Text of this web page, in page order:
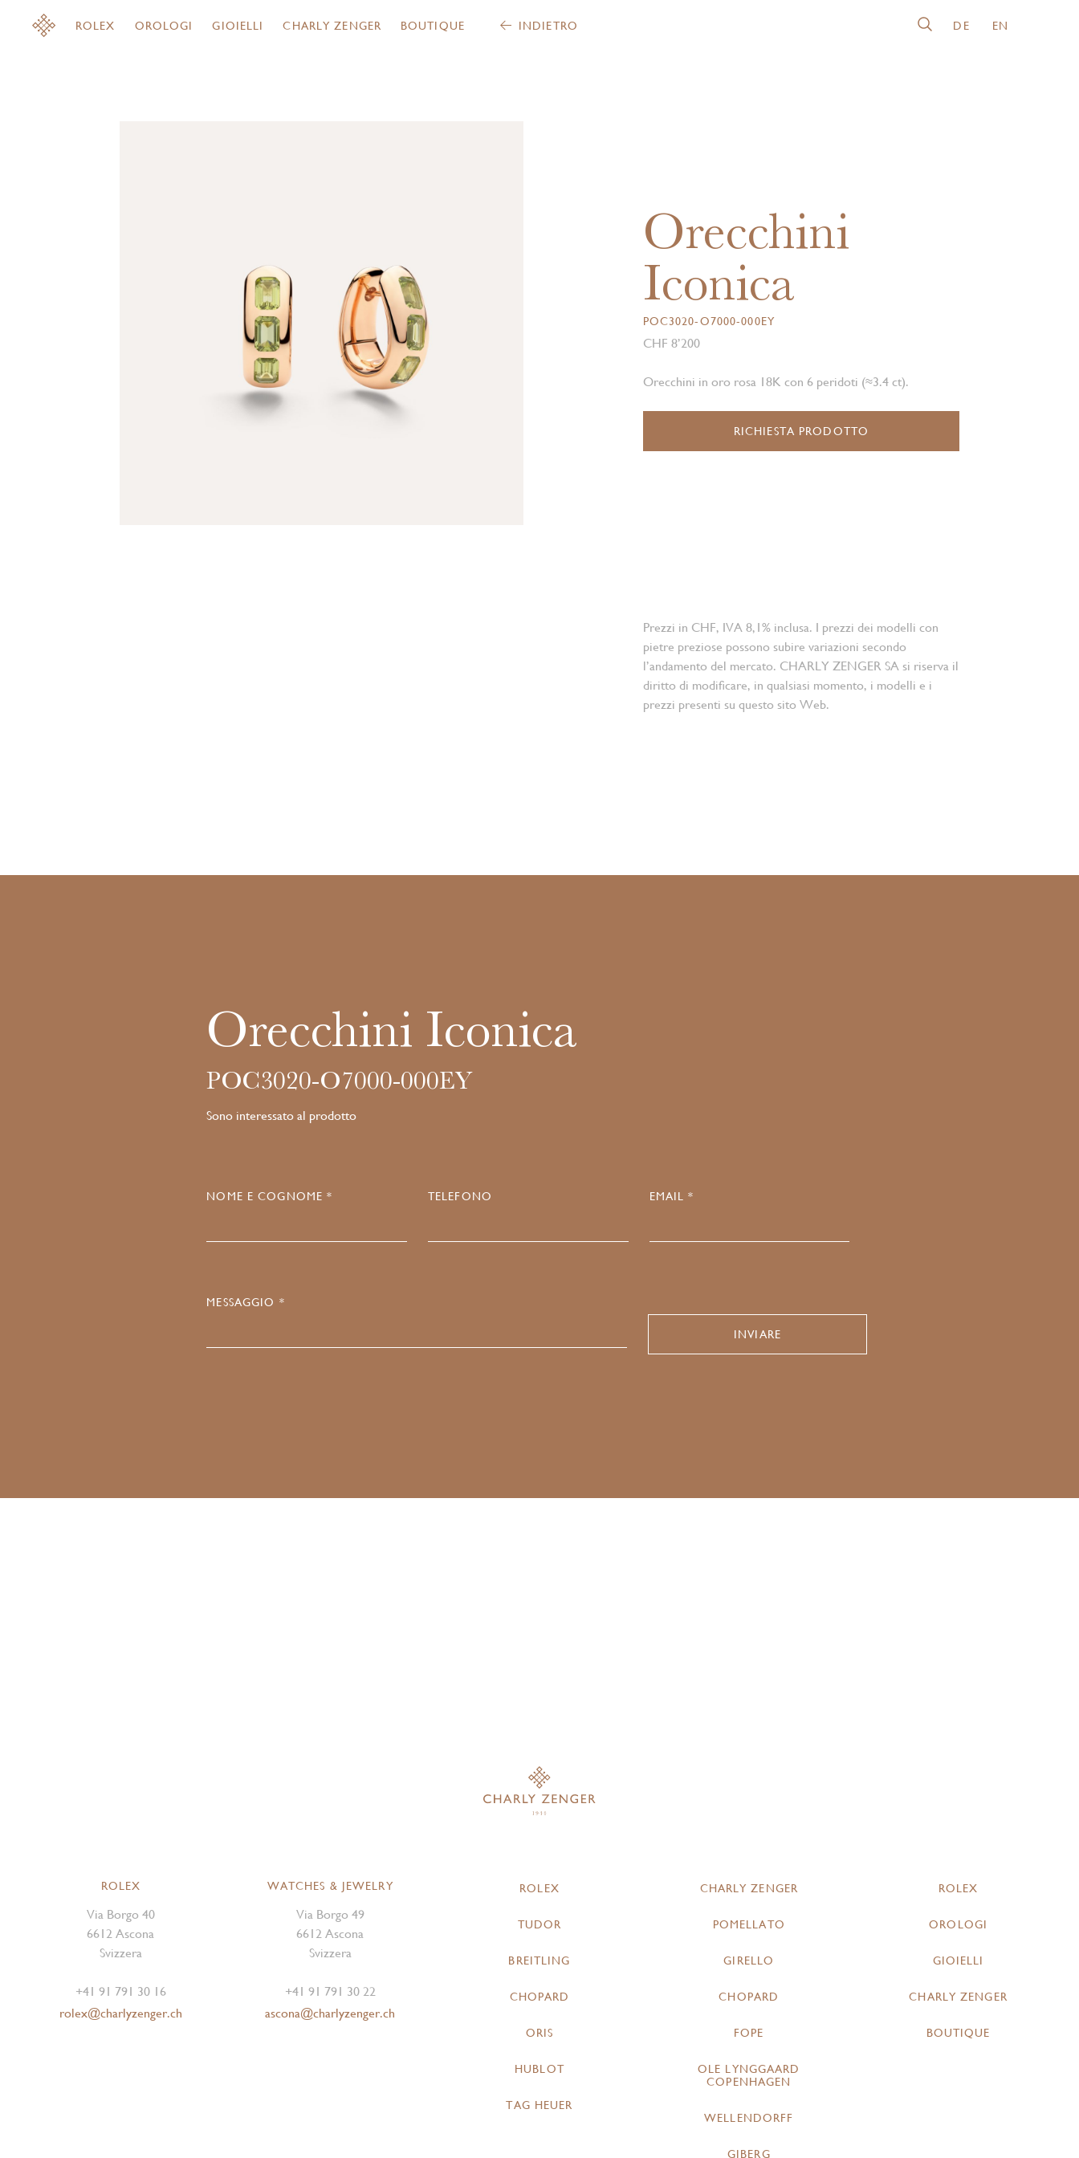
ROLEX OROLOGI GIOIELLI CHARLY ZENGER BOUTIQUE INDIETRO DE EN
Orecchini
Iconica
POC3020-O7000-000EY
CHF 8’200
Orecchini in oro rosa 18K con 6 peridoti (≈3.4 ct).
RICHIESTA PRODOTTO
Prezzi in CHF, IVA 8,1% inclusa. I prezzi dei modelli con
pietre preziose possono subire variazioni secondo
l’andamento del mercato. CHARLY ZENGER SA si riserva il
diritto di modificare, in qualsiasi momento, i modelli e i
prezzi presenti su questo sito Web.
Orecchini Iconica
POC3020-O7000-000EY
Sono interessato al prodotto
NOME E COGNOME * TELEFONO EMAIL *
MESSAGGIO *
ROLEX
Via Borgo 40
6612 Ascona
Svizzera
+41 91 791 30 16
rolex@charlyzenger.ch
WATCHES & JEWELRY
Via Borgo 49
6612 Ascona
Svizzera
+41 91 791 30 22
ascona@charlyzenger.ch
ROLEX
TUDOR
BREITLING
CHOPARD
ORIS
HUBLOT
TAG HEUER
CHARLY ZENGER
POMELLATO
GIRELLO
CHOPARD
FOPE
OLE LYNGGAARD
COPENHAGEN
WELLENDORFF
GIBERG
ROLEX
OROLOGI
GIOIELLI
CHARLY ZENGER
BOUTIQUE